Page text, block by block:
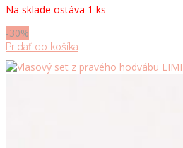
bola:
je:
Na sklade ostáva 1 ks
-30%
Pridať do košíka